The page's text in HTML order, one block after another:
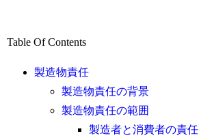
Table Of Contents
製造物責任
製造物責任の背景
製造物責任の範囲
製造者と消費者の責任